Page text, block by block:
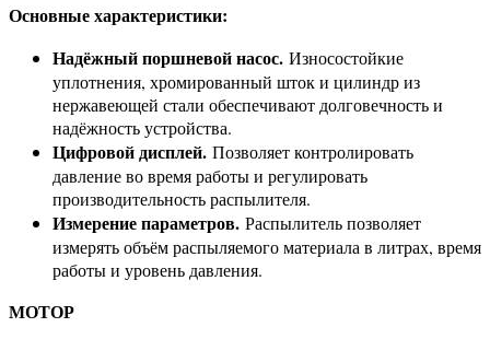
Основные характеристики:
Надёжный поршневой насос. Износостойкие
уплотнения, хромированный шток и цилиндр из
нержавеющей стали обеспечивают долговечность и
надёжность устройства.
Цифровой дисплей. Позволяет контролировать
давление во время работы и регулировать
производительность распылителя.
Измерение параметров. Распылитель позволяет
измерять объём распыляемого материала в литрах, время
работы и уровень давления.
МОТОР